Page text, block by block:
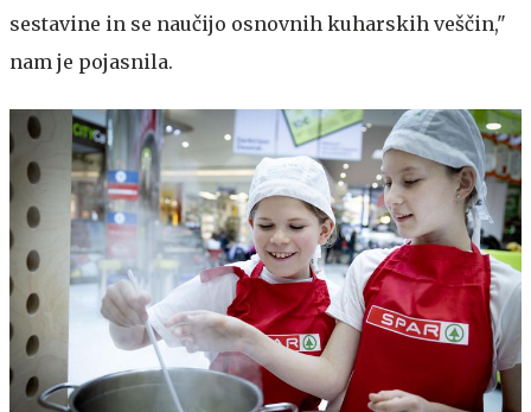
sestavine in se naučijo osnovnih kuharskih veščin,"
nam je pojasnila.